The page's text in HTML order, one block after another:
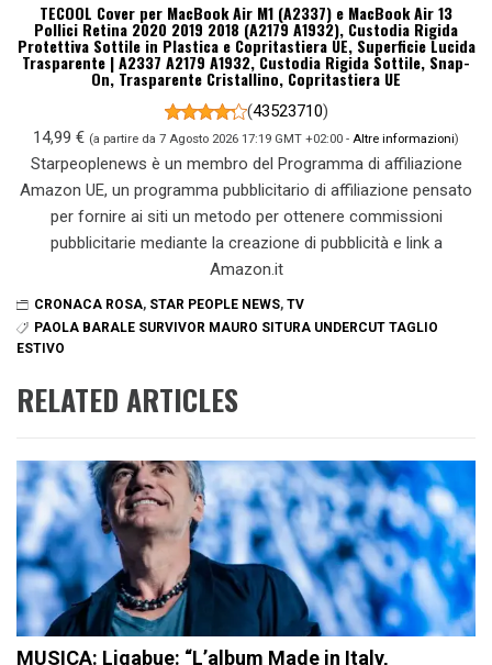
TECOOL Cover per MacBook Air M1 (A2337) e MacBook Air 13
Pollici Retina 2020 2019 2018 (A2179 A1932), Custodia Rigida
Protettiva Sottile in Plastica e Copritastiera UE, Superficie Lucida
Trasparente | A2337 A2179 A1932, Custodia Rigida Sottile, Snap-
On, Trasparente Cristallino, Copritastiera UE
(43523710)
14,99 € (a partire da 7 Agosto 2026 17:19 GMT +02:00 - Altre informazioni)
Starpeoplenews è un membro del Programma di affiliazione
Amazon UE, un programma pubblicitario di affiliazione pensato
per fornire ai siti un metodo per ottenere commissioni
pubblicitarie mediante la creazione di pubblicità e link a
Amazon.it
CRONACA ROSA, STAR PEOPLE NEWS, TV
PAOLA BARALE SURVIVOR MAURO SITURA UNDERCUT TAGLIO
ESTIVO
RELATED ARTICLES
MUSICA: Ligabue: “L’album Made in Italy,